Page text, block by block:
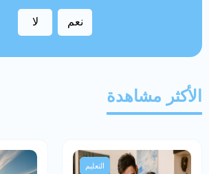
نعم لا
الأكثر مشاهدة
التعليم